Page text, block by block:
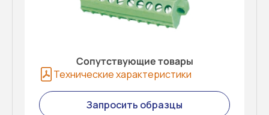
Сопутствующие товары
Технические характеристики
Запросить образцы